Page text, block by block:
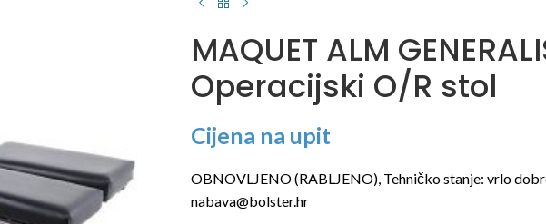
MAQUET ALM
Operacijski O/R stol
Cijena na upit
OBNOVLJENO (RABLJENO), Tehničko stanje: vrlo
nabava@bolster.hr